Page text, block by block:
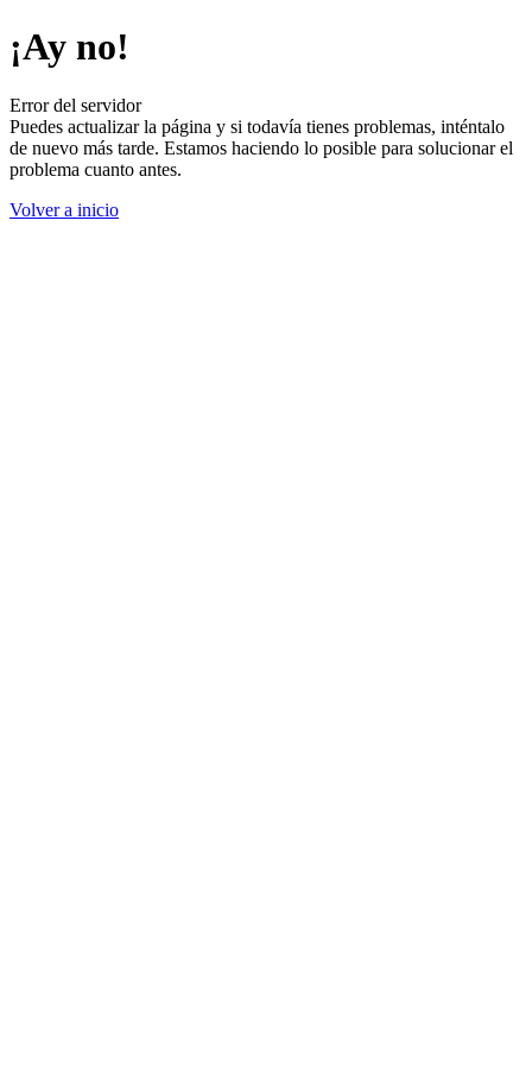
¡Ay no!
Error del servidor
Puedes actualizar la página y si todavía tienes problemas, inténtalo
de nuevo más tarde. Estamos haciendo lo posible para solucionar el
problema cuanto antes.
Volver a inicio